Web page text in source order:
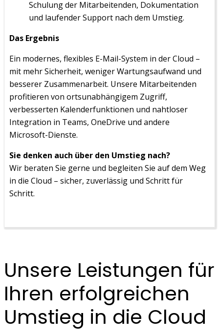
Schulung der Mitarbeitenden, Dokumentation
und laufender Support nach dem Umstieg.
Das Ergebnis
Ein modernes, flexibles E-Mail-System in der Cloud –
mit mehr Sicherheit, weniger Wartungsaufwand und
besserer Zusammenarbeit. Unsere Mitarbeitenden
profitieren von ortsunabhängigem Zugriff,
verbesserten Kalenderfunktionen und nahtloser
Integration in Teams, OneDrive und andere
Microsoft-Dienste.
Sie denken auch über den Umstieg nach?
Wir beraten Sie gerne und begleiten Sie auf dem Weg
in die Cloud – sicher, zuverlässig und Schritt für
Schritt.
Unsere Leistungen für
Ihren erfolgreichen
Umstieg in die Cloud